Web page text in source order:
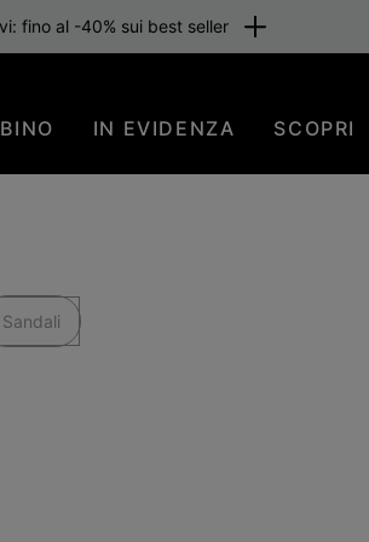
fino al -40% sui best seller
IN EVIDENZA SCOPRI
Sandali